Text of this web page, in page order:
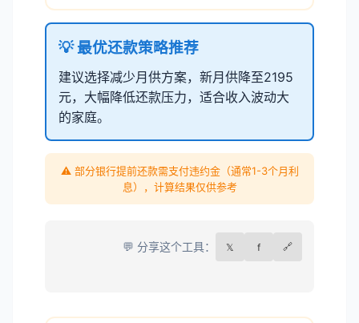
💡 最优还款策略推荐
建议选择减少月供方案，新月供降至2195
元，大幅降低还款压力，适合收入波动大
的家庭。
⚠️ 部分银行提前还款需支付违约金（通常1-3个月利
息），计算结果仅供参考
💬 分享这个工具： 𝕏 f 🔗